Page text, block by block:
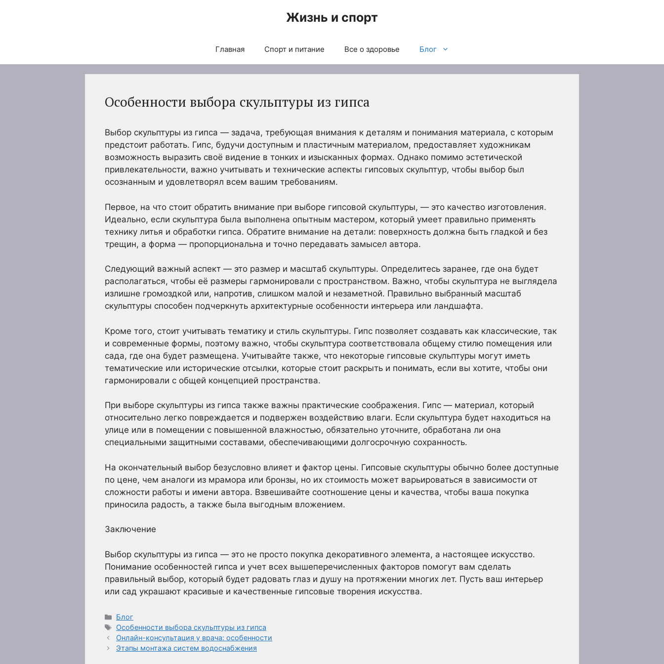
Жизнь и спорт
Главная Спорт и питание Все о здоровье Блог
Особенности выбора скульптуры из гипса
Выбор скульптуры из гипса — задача, требующая внимания к деталям и понимания материала, с которым
предстоит работать. Гипс, будучи доступным и пластичным материалом, предоставляет художникам
возможность выразить своё видение в тонких и изысканных формах. Однако помимо эстетической
привлекательности, важно учитывать и технические аспекты гипсовых скульптур, чтобы выбор был
осознанным и удовлетворял всем вашим требованиям.
Первое, на что стоит обратить внимание при выборе гипсовой скульптуры, — это качество изготовления.
Идеально, если скульптура была выполнена опытным мастером, который умеет правильно применять
технику литья и обработки гипса. Обратите внимание на детали: поверхность должна быть гладкой и без
трещин, а форма — пропорциональна и точно передавать замысел автора.
Следующий важный аспект — это размер и масштаб скульптуры. Определитесь заранее, где она будет
располагаться, чтобы её размеры гармонировали с пространством. Важно, чтобы скульптура не выглядела
излишне громоздкой или, напротив, слишком малой и незаметной. Правильно выбранный масштаб
скульптуры способен подчеркнуть архитектурные особенности интерьера или ландшафта.
Кроме того, стоит учитывать тематику и стиль скульптуры. Гипс позволяет создавать как классические, так
и современные формы, поэтому важно, чтобы скульптура соответствовала общему стилю помещения или
сада, где она будет размещена. Учитывайте также, что некоторые гипсовые скульптуры могут иметь
тематические или исторические отсылки, которые стоит раскрыть и понимать, если вы хотите, чтобы они
гармонировали с общей концепцией пространства.
При выборе скульптуры из гипса также важны практические соображения. Гипс — материал, который
относительно легко повреждается и подвержен воздействию влаги. Если скульптура будет находиться на
улице или в помещении с повышенной влажностью, обязательно уточните, обработана ли она
специальными защитными составами, обеспечивающими долгосрочную сохранность.
На окончательный выбор безусловно влияет и фактор цены. Гипсовые скульптуры обычно более доступные
по цене, чем аналоги из мрамора или бронзы, но их стоимость может варьироваться в зависимости от
сложности работы и имени автора. Взвешивайте соотношение цены и качества, чтобы ваша покупка
приносила радость, а также была выгодным вложением.
Заключение
Выбор скульптуры из гипса — это не просто покупка декоративного элемента, а настоящее искусство.
Понимание особенностей гипса и учет всех вышеперечисленных факторов помогут вам сделать
правильный выбор, который будет радовать глаз и душу на протяжении многих лет. Пусть ваш интерьер
или сад украшают красивые и качественные гипсовые творения искусства.
Рубрики
Блог
Метки
Особенности выбора скульптуры из гипса
Онлайн-консультация у врача: особенности
Этапы монтажа систем водоснабжения